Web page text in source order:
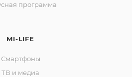
программа
MI-LIFE
Смартфоны
ТВ и медиа
раз в 2 недели